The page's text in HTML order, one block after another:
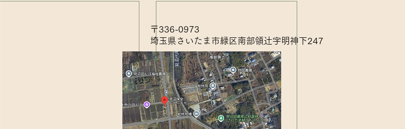
〒336-0973
埼玉県さいたま市緑区南部領辻字明神下247